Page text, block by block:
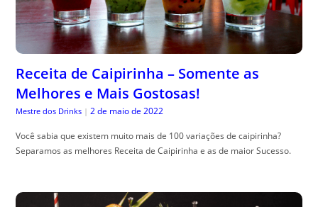
Receita de Caipirinha – Somente as
Melhores e Mais Gostosas!
Mestre dos Drinks | 2 de maio de 2022
Você sabia que existem muito mais de 100 variações de caipirinha?
Separamos as melhores Receita de Caipirinha e as de maior Sucesso.